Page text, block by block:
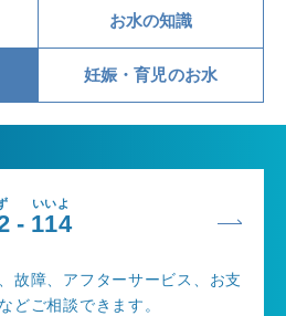
お水の知識
妊娠・育児のお水
- 114
いいよ
故障、アフターサービス、お支
どご相談できます。